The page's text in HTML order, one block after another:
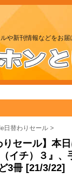
や新刊情報などをお
日替わりセール >
りセール】本
イチ）３』、
3冊 [21/3/22]